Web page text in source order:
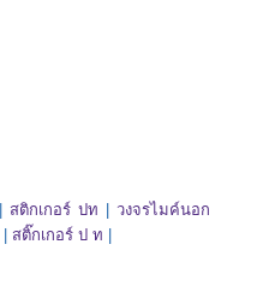
สติกเกอร์ ปท
วงจรไมค์นอก
สติ๊กเกอร์ ป ท